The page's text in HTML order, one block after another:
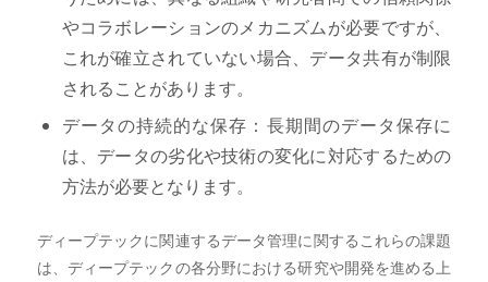
やコラボレーションのメカニズムが必要ですが、
これが確立されていない場合、データ共有が制限
されることがあります。
データの持続的な保存：長期間のデータ保存に
は、データの劣化や技術の変化に対応するための
方法が必要となります。
ディープテックに関連するデータ管理に関するこれらの課題
は、ディープテックの各分野における研究や開発を進める上